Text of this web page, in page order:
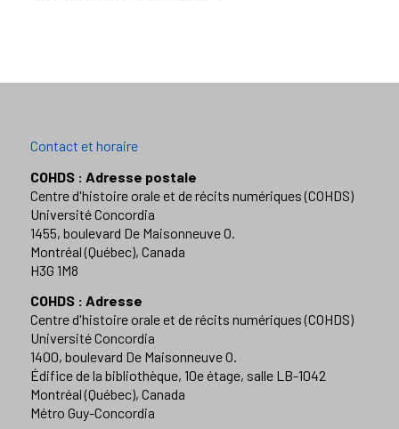
Contact et horaire
COHDS : Adresse postale
Centre d'histoire orale et de récits numériques (COHDS)
Université Concordia
1455, boulevard De Maisonneuve O.
Montréal (Québec), Canada
H3G 1M8
COHDS : Adresse
Centre d'histoire orale et de récits numériques (COHDS)
Université Concordia
1400, boulevard De Maisonneuve O.
Édifice de la bibliothèque, 10e étage, salle LB-1042
Montréal (Québec), Canada
Métro Guy-Concordia